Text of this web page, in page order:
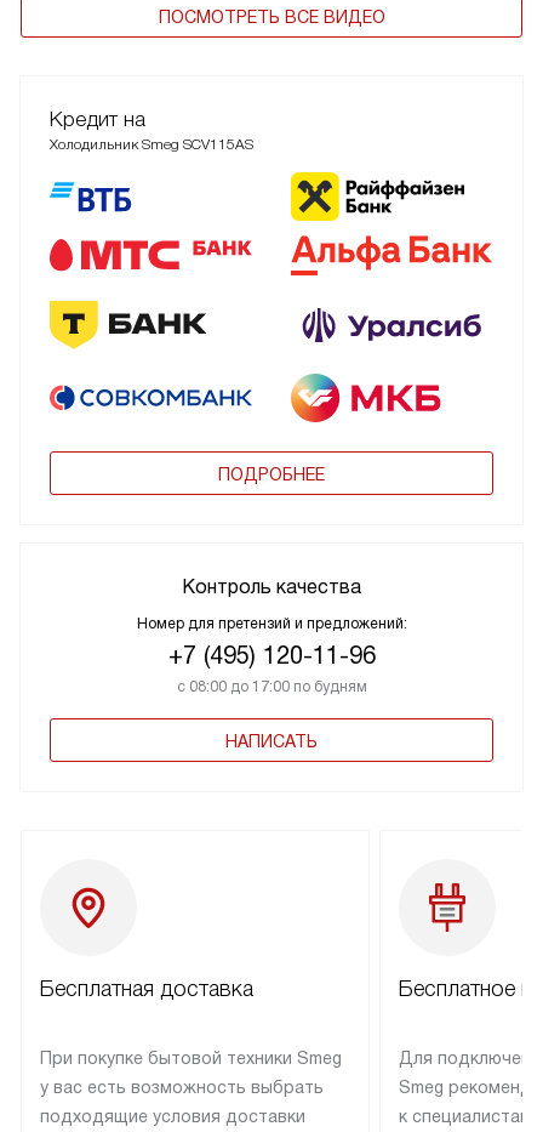
ПОСМОТРЕТЬ ВСЕ ВИДЕО
Кредит на
Холодильник Smeg SCV115AS
ПОДРОБНЕЕ
Контроль качества
Номер для претензий и предложений:
+7 (495) 120-11-96
с 08:00 до 17:00 по будням
НАПИСАТЬ
Бесплатная доставка
При покупке бытовой техники Smeg
у вас есть возможность выбрать
подходящие условия доставки
Бесплатное
Для
Smeg
к специалистам